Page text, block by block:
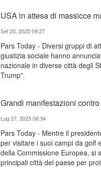
USA in attesa di massicce
Set 20, 2025 09:27
Pars Today - Diversi gruppi di
giustizia sociale hanno
nazionale in diverse città degli
Trump".
Grandi manifestazioni
Lug 27, 2025 06:34
Pars Today - Mentre il
per visitare i suoi campi da golf
della Commissione Europea, si
principali città del paese per